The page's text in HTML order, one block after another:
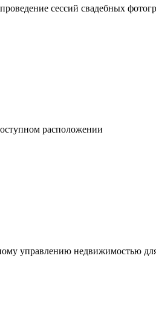
сессий свадебных
расположении
управлению недвижимостью